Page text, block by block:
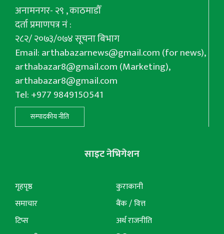
अनामनगर- २९ , काठमाडौँ
दर्ता प्रमाणपत्र नं :
२८२/ २०७३/०७४ सूचना बिभाग
Email:arthabazarnews@gmail.com(for news),
arthabazar8@gmail.com(Marketing),
arthabazar8@gmail.com
Tel: +977 9849150541
सम्पादकीय नीति
साइट नेभिगेशन
गृहपृष्ठ
समाचार
टिप्स
कुराकानी
बैंक / वित्त
अर्थ राजनीति